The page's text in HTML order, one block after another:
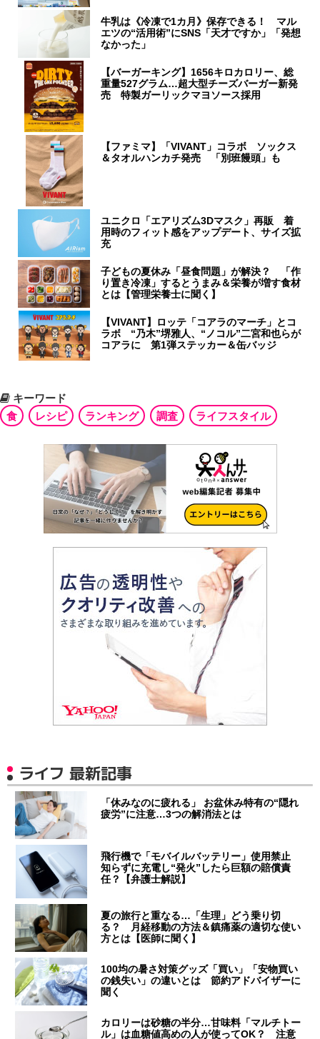
牛乳は《冷凍で1カ月》保存できる！ マル
エツの“活用術”にSNS「天才ですか」「発想
なかった」
【バーガーキング】1656キロカロリー、総
重量527グラム…超大型チーズバーガー新発
売 特製ガーリックマヨソース採用
【ファミマ】「VIVANT」コラボ ソックス
＆タオルハンカチ発売 「別班饅頭」も
ユニクロ「エアリズム3Dマスク」再販 着
用時のフィット感をアップデート、サイズ拡
充
子どもの夏休み「昼食問題」が解決？ 「作
り置き冷凍」するとうまみ＆栄養が増す食材
とは【管理栄養士に聞く】
【VIVANT】ロッテ「コアラのマーチ」とコ
ラボ “乃木”堺雅人、“ノコル”二宮和也らが
コアラに 第1弾ステッカー＆缶バッジ
キーワード
食
レシピ ランキング 調査 ライフスタイル
ライフ 最新記事
「休みなのに疲れる」 お盆休み特有の“隠れ
疲労”に注意…3つの解消法とは
飛行機で「モバイルバッテリー」使用禁止
知らずに充電し“発火”したら巨額の賠償責
任？【弁護士解説】
夏の旅行と重なる…「生理」どう乗り切
る？ 月経移動の方法＆鎮痛薬の適切な使い
方とは【医師に聞く】
100均の暑さ対策グッズ「買い」「安物買い
の銭失い」の違いとは 節約アドバイザーに
聞く
カロリーは砂糖の半分…甘味料「マルチトー
ル」は血糖値高めの人が使ってOK？ 注意